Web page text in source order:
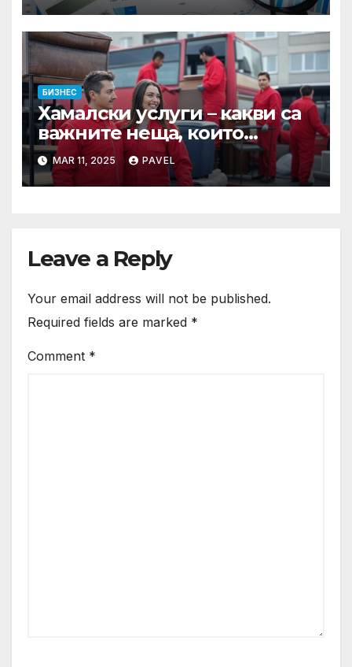
БИЗНЕС
Хамалски услуги – какви са
важните неща, които
трябва да знаете, преди да
наемете фирма за
преместване на мебели?
MAR 11, 2025 PAVEL
Leave a Reply
Your email address will not be published.
Required fields are marked *
Comment *